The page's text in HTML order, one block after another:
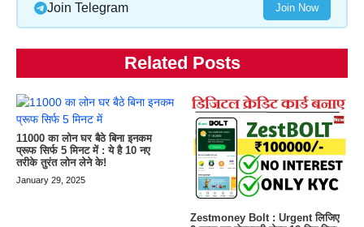
Join Telegram Join Now
Related Posts
11000 का लोन घर बैठे बिना इनकम
प्रूफ सिर्फ 5 मिनट में : ये है 10 नए
तरीके तुरंत लोन लेने के!
January 29, 2025
Zestmoney Bolt : Urgent लिजिए